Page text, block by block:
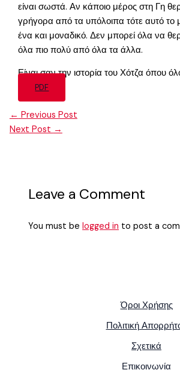
είναι σωστά. Αν κάποιο μέρος στη Γη
γρήγορα από τα υπόλοιπα τότε αυτό το
ένα και μοναδικό. Δεν μπορεί όλα να
όλα πιο πολύ από όλα τα άλλα.
Είναι σαν την ιστορία του Χότζα όπου
PDF
← Previous Post
Next Post →
Leave a Comment
You must belogged in to post a
Όροι Χρήσης
Πολιτική
Σχετικά
Επικοινωνία